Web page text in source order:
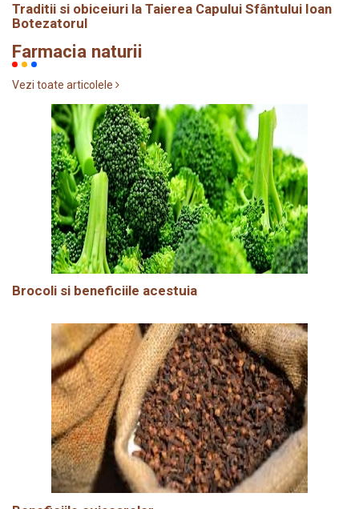
Traditii si obiceiuri la Taierea Capului Sfântului Ioan
Botezatorul
Farmacia naturii
Vezi toate articolele
Brocoli si beneficiile acestuia